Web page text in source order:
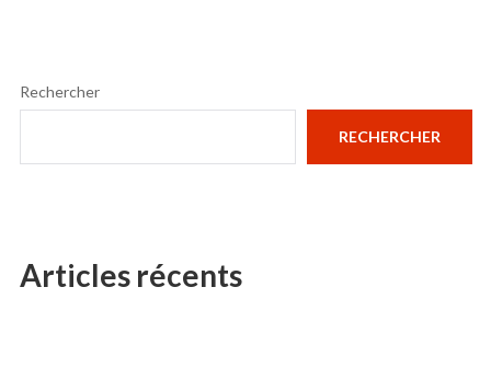
Rechercher
RECHERCHER
Articles récents